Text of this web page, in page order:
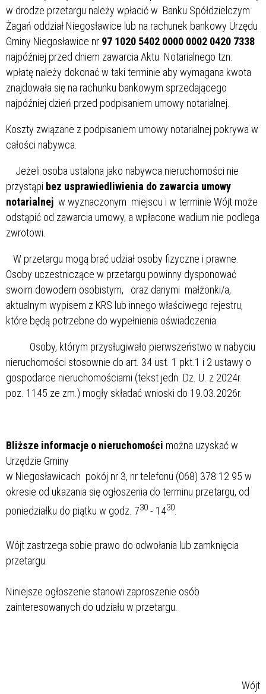
w drodze przetargu należy wpłacić w Banku Spółdzielczym
Żagań oddział Niegosławice lub na rachunek bankowy Urzędu
Gminy Niegosławice nr 97 1020 5402 0000 0002 0420 7338
najpóźniej przed dniem zawarcia Aktu Notarialnego tzn.
wpłatę należy dokonać w taki terminie aby wymagana kwota
znajdowała się na rachunku bankowym sprzedającego
najpóźniej dzień przed podpisaniem umowy notarialnej.
Koszty związane z podpisaniem umowy notarialnej pokrywa w
całości nabywca.
Jeżeli osoba ustalona jako nabywca nieruchomości nie
przystąpi bez usprawiedliwienia do zawarcia umowy
notarialnej w wyznaczonym miejscu i w terminie Wójt może
odstąpić od zawarcia umowy, a wpłacone wadium nie podlega
zwrotowi.
W przetargu mogą brać udział osoby fizyczne i prawne.
Osoby uczestniczące w przetargu powinny dysponować
swoim dowodem osobistym, oraz danymi małżonki/a,
aktualnym wypisem z KRS lub innego właściwego rejestru,
które będą potrzebne do wypełnienia oświadczenia.
Osoby, którym przysługiwało pierwszeństwo w nabyciu
nieruchomości stosownie do art. 34 ust. 1 pkt.1 i 2 ustawy o
gospodarce nieruchomościami (tekst jedn. Dz. U. z 2024r.
poz. 1145 ze zm.) mogły składać wnioski do 19.03.2026r.
Bliższe informacje o nieruchomości można uzyskać w
Urzędzie Gminy
w Niegosławicach pokój nr 3, nr telefonu (068) 378 12 95 w
okresie od ukazania się ogłoszenia do terminu przetargu, od
poniedziałku do piątku w godz. 730 - 1430.
Wójt zastrzega sobie prawo do odwołania lub zamknięcia
przetargu.
Niniejsze ogłoszenie stanowi zaproszenie osób
zainteresowanych do udziału w przetargu.
Wójt